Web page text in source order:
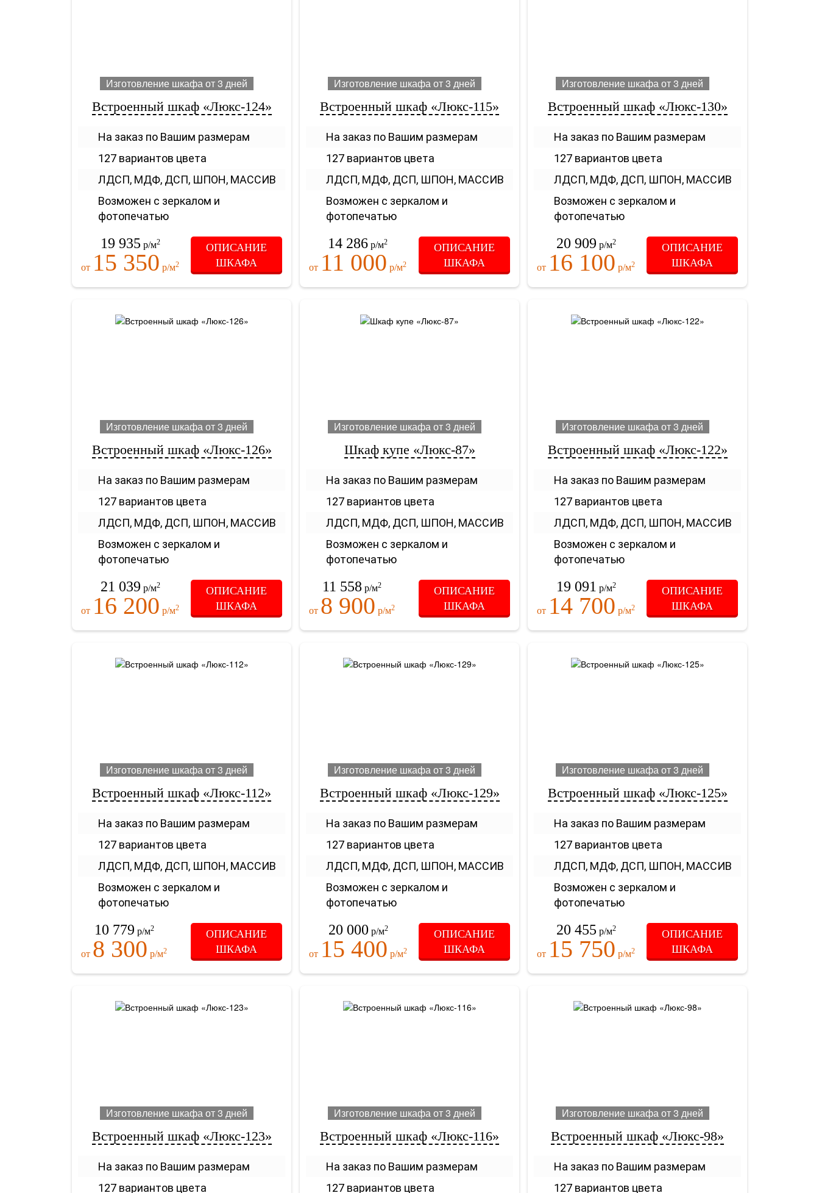
Изготовление шкафа от 3 дней
Встроенный шкаф «Люкс-124»
На заказ по Вашим размерам
127 вариантов цвета
ЛДСП, МДФ, ДСП, ШПОН, МАССИВ
Возможен с зеркалом и
фотопечатью
19 935 р/м2
от 15 350 р/м2
ОПИСАНИЕ
ШКАФА
Изготовление шкафа от 3 дней
Встроенный шкаф «Люкс-115»
На заказ по Вашим размерам
127 вариантов цвета
ЛДСП, МДФ, ДСП, ШПОН, МАССИВ
Возможен с зеркалом и
фотопечатью
14 286 р/м2
от 11 000 р/м2
ОПИСАНИЕ
ШКАФА
Изготовление шкафа от 3 дней
Встроенный шкаф «Люкс-130»
На заказ по Вашим размерам
127 вариантов цвета
ЛДСП, МДФ, ДСП, ШПОН, МАССИВ
Возможен с зеркалом и
фотопечатью
20 909 р/м2
от 16 100 р/м2
ОПИСАНИЕ
ШКАФА
Изготовление шкафа от 3 дней
Встроенный шкаф «Люкс-126»
На заказ по Вашим размерам
127 вариантов цвета
ЛДСП, МДФ, ДСП, ШПОН, МАССИВ
Возможен с зеркалом и
фотопечатью
21 039 р/м2
от 16 200 р/м2
ОПИСАНИЕ
ШКАФА
Изготовление шкафа от 3 дней
Шкаф купе «Люкс-87»
На заказ по Вашим размерам
127 вариантов цвета
ЛДСП, МДФ, ДСП, ШПОН, МАССИВ
Возможен с зеркалом и
фотопечатью
11 558 р/м2
от 8 900 р/м2
ОПИСАНИЕ
ШКАФА
Изготовление шкафа от 3 дней
Встроенный шкаф «Люкс-122»
На заказ по Вашим размерам
127 вариантов цвета
ЛДСП, МДФ, ДСП, ШПОН, МАССИВ
Возможен с зеркалом и
фотопечатью
19 091 р/м2
от 14 700 р/м2
ОПИСАНИЕ
ШКАФА
Изготовление шкафа от 3 дней
Встроенный шкаф «Люкс-112»
На заказ по Вашим размерам
127 вариантов цвета
ЛДСП, МДФ, ДСП, ШПОН, МАССИВ
Возможен с зеркалом и
фотопечатью
10 779 р/м2
от 8 300 р/м2
ОПИСАНИЕ
ШКАФА
Изготовление шкафа от 3 дней
Встроенный шкаф «Люкс-129»
На заказ по Вашим размерам
127 вариантов цвета
ЛДСП, МДФ, ДСП, ШПОН, МАССИВ
Возможен с зеркалом и
фотопечатью
20 000 р/м2
от 15 400 р/м2
ОПИСАНИЕ
ШКАФА
Изготовление шкафа от 3 дней
Встроенный шкаф «Люкс-125»
На заказ по Вашим размерам
127 вариантов цвета
ЛДСП, МДФ, ДСП, ШПОН, МАССИВ
Возможен с зеркалом и
фотопечатью
20 455 р/м2
от 15 750 р/м2
ОПИСАНИЕ
ШКАФА
Изготовление шкафа от 3 дней
Встроенный шкаф «Люкс-123»
На заказ по Вашим размерам
127 вариантов цвета
Изготовление шкафа от 3 дней
Встроенный шкаф «Люкс-116»
На заказ по Вашим размерам
127 вариантов цвета
Изготовление шкафа от 3 дней
Встроенный шкаф «Люкс-98»
На заказ по Вашим размерам
127 вариантов цвета